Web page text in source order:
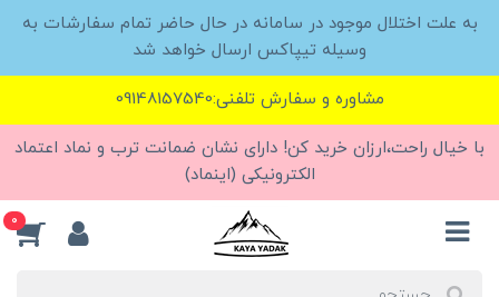
به علت اختلال موجود در سامانه در حال حاضر تمام سفارشات به
وسیله تیپاکس ارسال خواهد شد
مشاوره و سفارش تلفنی:09148157540
با خیال راحت،ارزان خرید کن! دارای نشان ضمانت ترب و نماد اعتماد
الکترونیکی (اینماد)
0